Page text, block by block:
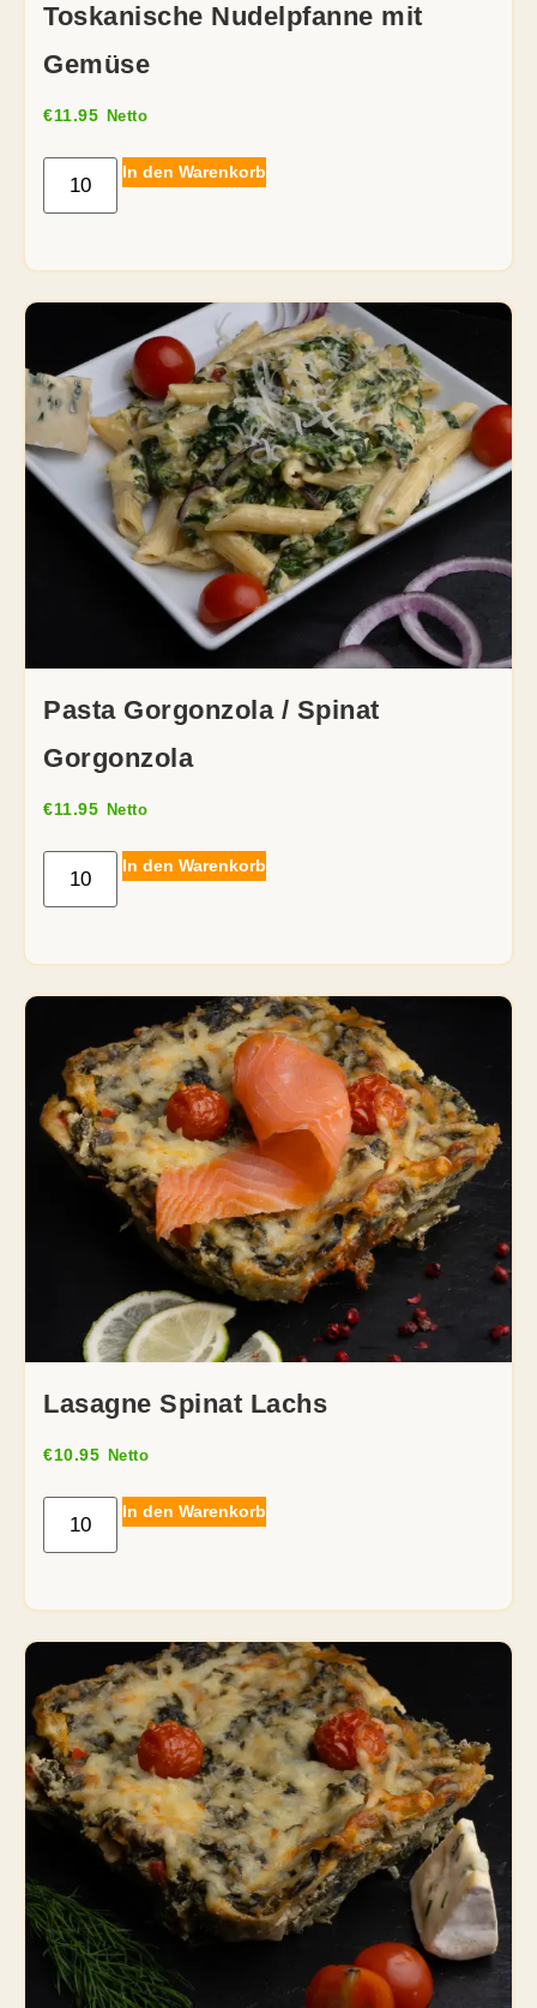
Toskanische Nudelpfanne mit
Gemüse
€11.95 Netto
In den Warenkorb
Pasta Gorgonzola / Spinat
Gorgonzola
€11.95 Netto
In den Warenkorb
Lasagne Spinat Lachs
€10.95 Netto
In den Warenkorb